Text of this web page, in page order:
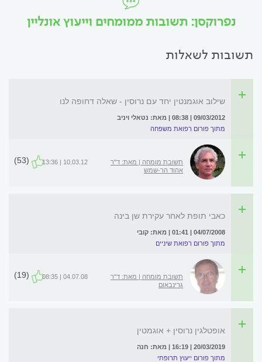
נפרוקסן: תשובות ממומחים וייעוץ אונליין
תשובות לשאלות
שילוב אוגמנטין יחד עם נרוסין - שאלה דחופה לנו
09/03/2012 | 08:38 | מאת: נטאלי ויניב
מתוך פורום רפואת משפחה
תשובת מומחה | מאת: ד"ר
אהוד הר-שמש
10.03.12 | 13:36
(53)
כאבי תופת לאחר עקירת שן בינה
04/07/2008 | 01:41 | מאת: קובי
מתוך פורום רפואת שיניים
תשובת מומחה | מאת: ד"ר
גרינבאום
04.07.08 | 08:35
(19)
אופטלגין נרוסין + אוגמטין
20/03/2019 | 16:19 | מאת: חנה
מתוך פורום ייעוץ תרופתי